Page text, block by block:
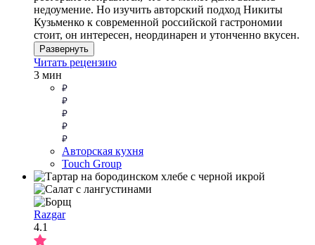
недоумение. Но изучить авторский подход Никиты
Кузьменко к современной российской гастрономии
стоит, он интересен, неординарен и утонченно вкусен.
Развернуть
Читать рецензию
3 мин
Авторская кухня
Touch Group
Razgar
4.1